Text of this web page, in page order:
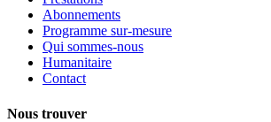
Abonnements
Programme sur-mesure
Qui sommes-nous
Humanitaire
Contact
Nous trouver